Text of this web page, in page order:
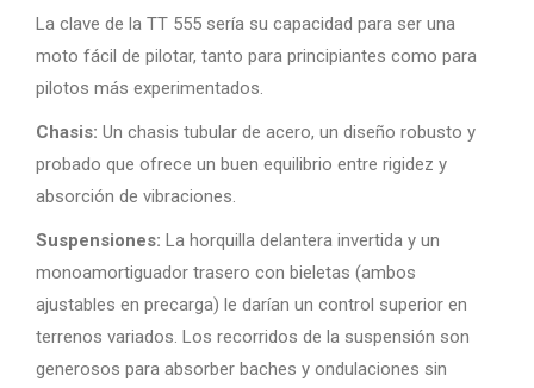
La clave de la TT 555 sería su capacidad para ser una
moto fácil de pilotar, tanto para principiantes como para
pilotos más experimentados.
Chasis: Un chasis tubular de acero, un diseño robusto y
probado que ofrece un buen equilibrio entre rigidez y
absorción de vibraciones.
Suspensiones: La horquilla delantera invertida y un
monoamortiguador trasero con bieletas (ambos
ajustables en precarga) le darían un control superior en
terrenos variados. Los recorridos de la suspensión son
generosos para absorber baches y ondulaciones sin